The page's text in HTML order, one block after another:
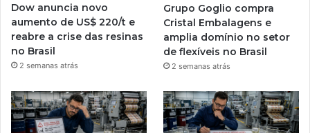
Dow anuncia novo
aumento de US$ 220/t e
reabre a crise das resinas
no Brasil
2 semanas atrás
Grupo Goglio compra
Cristal Embalagens e
amplia domínio no setor
de flexíveis no Brasil
2 semanas atrás